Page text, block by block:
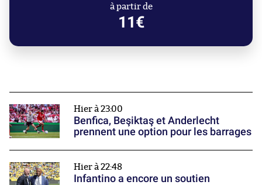
à partir de
11€
Hier à 23:00
Benfica, Beşiktaş et Anderlecht
prennent une option pour les barrages
Hier à 22:48
Infantino a encore un soutien